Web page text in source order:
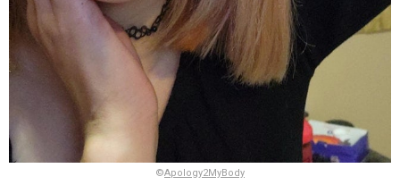
©Apology2MyBody